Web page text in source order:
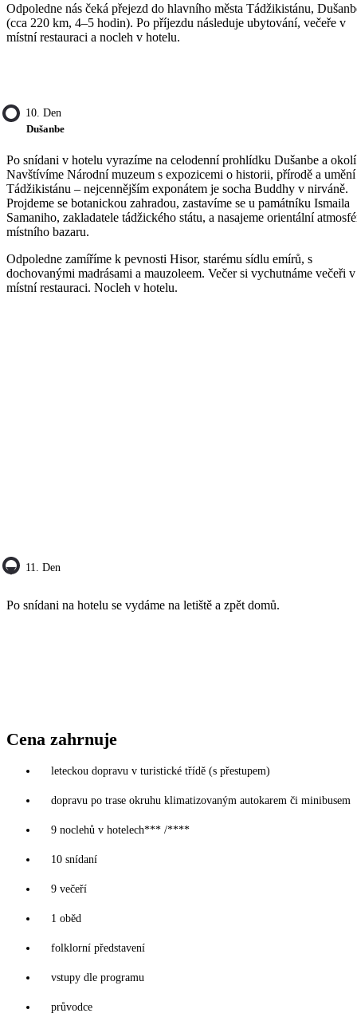
Odpoledne nás čeká přejezd do hlavního města Tádžikistánu,
(cca 220 km, 4–5 hodin). Po příjezdu následuje ubytování, večeře v
místní restauraci a nocleh v hotelu.
10. Den
Dušanbe
Po snídani v hotelu vyrazíme na celodenní prohlídku Dušanbe a
Navštívíme Národní muzeum s expozicemi o historii, přírodě a umění
Tádžikistánu – nejcennějším exponátem je socha Buddhy v nirváně.
Projdeme se botanickou zahradou, zastavíme se u památníku Ismaila
Samaniho, zakladatele tádžického státu, a nasajeme orientální
místního bazaru.
Odpoledne zamíříme k pevnosti Hisor, starému sídlu emírů, s
dochovanými madrásami a mauzoleem. Večer si vychutnáme večeři v
místní restauraci. Nocleh v hotelu.
11. Den
Po snídani na hotelu se vydáme na letiště a zpět domů.
Cena zahrnuje
leteckou dopravu v turistické třídě (s přestupem)
dopravu po trase okruhu klimatizovaným autokarem či minibusem
9 noclehů v hotelech*** /****
10 snídaní
9 večeří
1 oběd
folklorní představení
vstupy dle programu
průvodce